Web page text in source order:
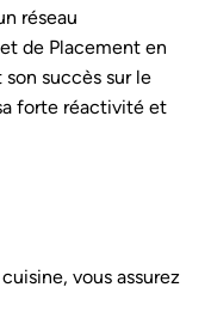
réseau
de Placement en
succès sur le
forte réactivité et
vous assurez